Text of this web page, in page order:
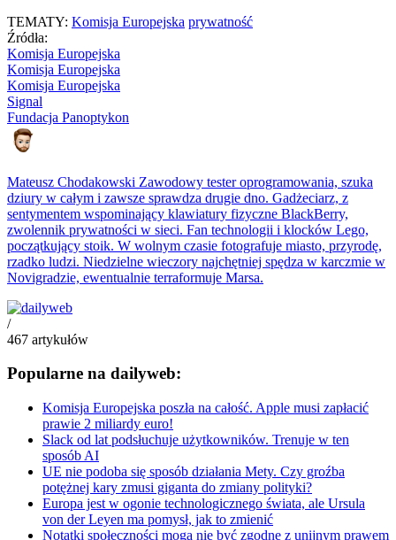
TEMATY: Komisja Europejska prywatność
Źródła:
Komisja Europejska
Komisja Europejska
Komisja Europejska
Signal
Fundacja Panoptykon
Mateusz Chodakowski Zawodowy tester oprogramowania, szuka
dziury w całym i zawsze sprawdza drugie dno. Gadżeciarz, z
sentymentem wspominający klawiatury fizyczne BlackBerry,
zwolennik prywatności w sieci. Fan technologii i klocków Lego,
początkujący stoik. W wolnym czasie fotografuje miasto, przyrodę,
rzadko ludzi. Niedzielne wieczory najchętniej spędza w karczmie w
Novigradzie, ewentualnie terraformuje Marsa.
/
467 artykułów
Popularne na dailyweb:
Komisja Europejska poszła na całość. Apple musi zapłacić
prawie 2 miliardy euro!
Slack od lat podsłuchuje użytkowników. Trenuje w ten
sposób AI
UE nie podoba się sposób działania Mety. Czy groźba
potężnej kary zmusi giganta do zmiany polityki?
Europa jest w ogonie technologicznego świata, ale Ursula
von der Leyen ma pomysł, jak to zmienić
Notatki społeczności mogą nie być zgodne z unijnym prawem